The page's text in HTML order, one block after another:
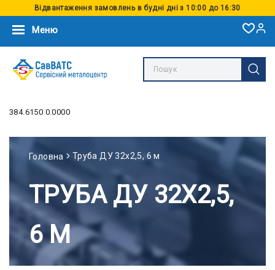
Відвантаження замовлень в будні дні з 10:00 до 16:30
Меню
384.6150 0.0000
Головна Труба ДУ 32х2,5, 6 м
ТРУБА ДУ 32Х2,5,
6 М